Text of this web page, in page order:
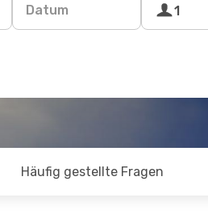
Datum 1
Häufig gestellte Fragen